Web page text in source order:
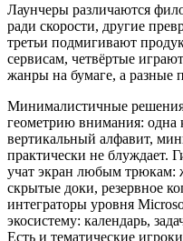
Лаунчеры различаются
ради скорости, другие
третьи подмигивают
сервисам, четвёртые
жанры на бумаге, а разные
Минималистичные
геометрию внимания: одна
вертикальный алфавит,
практически не блуждает.
учат экран любым трюкам:
скрытые доки, резервное
интеграторы уровня
экосистему: календарь,
Есть и тематические